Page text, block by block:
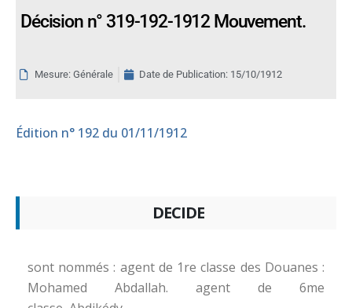
Décision n° 319-192-1912 Mouvement.
Mesure: Générale Date de Publication: 15/10/1912
Édition n° 192 du 01/11/1912
DECIDE
sont nommés : agent de 1re classe des Douanes :
Mohamed Abdallah. agent de 6me